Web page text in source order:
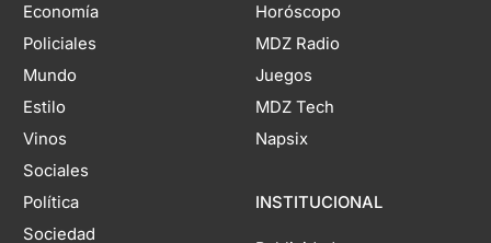
Economía
Policiales
Mundo
Estilo
Vinos
Sociales
Política
Sociedad
Horóscopo
MDZ Radio
Juegos
MDZ Tech
Napsix
INSTITUCIONAL